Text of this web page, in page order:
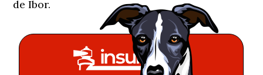
de Ibor.